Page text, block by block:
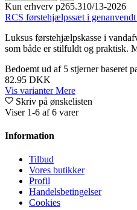
Kun erhverv p265.310/13-2026
RCS førstehjælpssæt i
Luksus førstehjælpskasse i
som både er stilfuldt og praktisk.
Bedoemt ud af 5 stjerner baseret
82.95 DKK
Vis varianterMere
Skriv på ønskelisten
Viser 1-6 af 6 varer
Information
Tilbud
Vores butikker
Profil
Handelsbetingelser
Cookies